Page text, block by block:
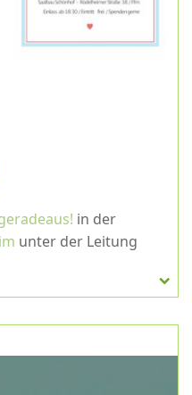
in der
unter der Leitung